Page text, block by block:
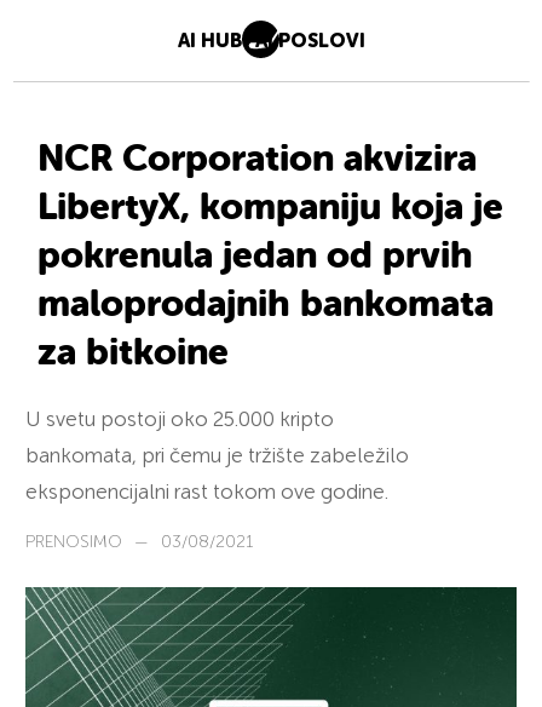
AI HUB AI POSLOVI
NCR Corporation akvizira
LibertyX, kompaniju koja je
pokrenula jedan od prvih
maloprodajnih bankomata
za bitkoine
U svetu postoji oko 25.000 kripto
bankomata, pri čemu je tržište zabeležilo
eksponencijalni rast tokom ove godine.
PRENOSIMO — 03/08/2021